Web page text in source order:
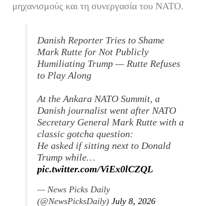
μηχανισμούς και τη συνεργασία του ΝΑΤΟ.
Danish Reporter Tries to Shame
Mark Rutte for Not Publicly
Humiliating Trump — Rutte Refuses
to Play Along
At the Ankara NATO Summit, a
Danish journalist went after NATO
Secretary General Mark Rutte with a
classic gotcha question:
He asked if sitting next to Donald
Trump while…
pic.twitter.com/ViEx0lCZQL
— News Picks Daily
(@NewsPicksDaily)July 8, 2026